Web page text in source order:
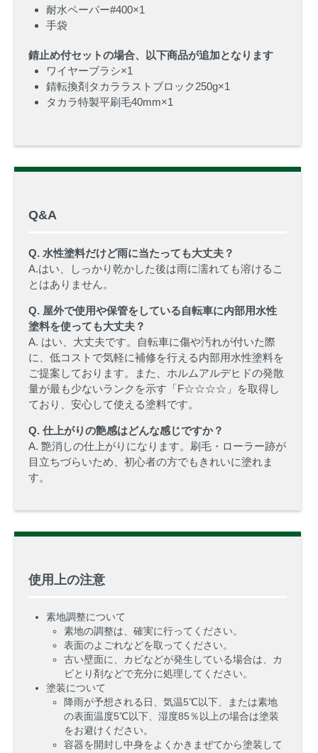
耐水ペーパー#400×1
手袋
錆止め付セットの場合、以下商品が追加となります
ワイヤーブラシ×1
錆転換剤タカララストブロック250g×1
タカラ特製平刷毛40mm×1
Q&A
Q. 水性塗料だけど雨に当たっても大丈夫？
A.はい、しっかり乾かした後は雨に濡れても溶けるこ
とはありません。
Q. 屋外で使用や保管をしている自転車に内部用水性
塗料を使っても大丈夫？
A. はい、大丈夫です。自転車に傷や汚れが付いた際
に、低コストで気軽に補修を行える内部用水性塗料を
ご提案しております。また、ホルムアルデヒドの発散
量が最も少ないランクを示す「F☆☆☆☆」を取得し
ており、安心して使える塗料です。
Q. 仕上がりの艶感はどんな感じですか？
A. 艶消しの仕上がりになります。刷毛・ローラー跡が
目立ちづらいため、初心者の方でもきれいに塗れま
す。
使用上の注意
素地調整について
素地の調整は、確実に行ってください。
表面のよごれなどを取ってください。
古い壁面に、カビなどが発生している場合は、カ
ビとり剤などで充分に処理してください。
塗装について
降雨が予想される日、気温5℃以下、または素地
の表面温度5℃以下、湿度85％以上の場合は塗装
をお避けください。
容器を開封し中身をよくかきまぜてから塗装して